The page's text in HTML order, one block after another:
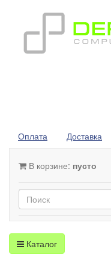
Оплата Доставка
В корзине: пусто
Каталог